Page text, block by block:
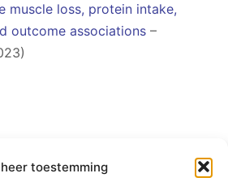
toestemming
muscle loss, protein intake,
outcome associations –